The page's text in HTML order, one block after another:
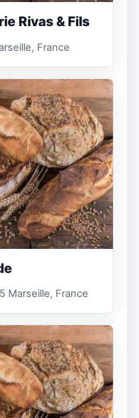
Rivas & Fils
France
Marseille, France